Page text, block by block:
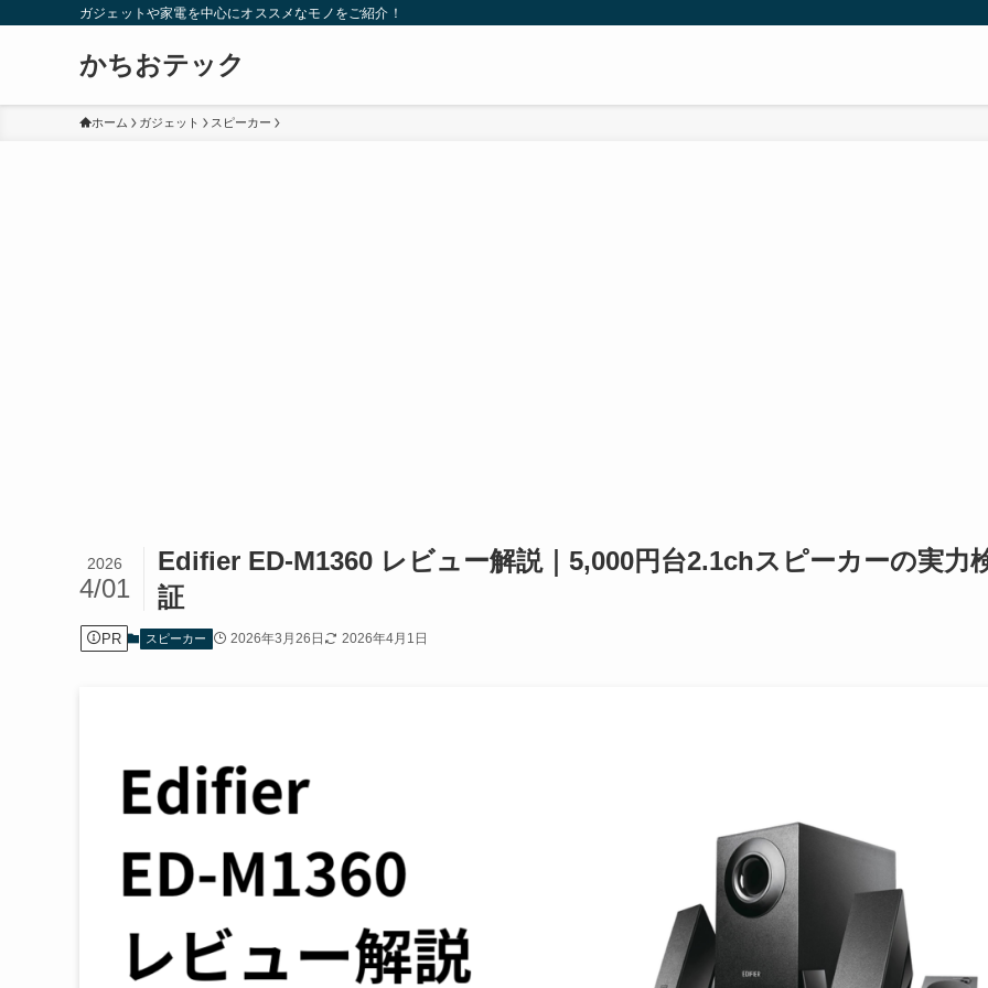
ガジェットや家電を中心にオススメなモノをご紹介！
かちおテック
ホーム ガジェット スピーカー
Edifier ED-M1360 レビュー解説｜5,000円台2.1chスピーカーの実力
証
2026
4/01
PR スピーカー 2026年3月26日 2026年4月1日